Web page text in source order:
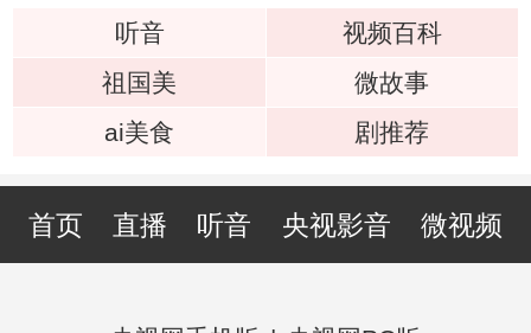
听音
视频百科
祖国美
微故事
ai美食
剧推荐
首页 直播 听音 央视影音 微视频